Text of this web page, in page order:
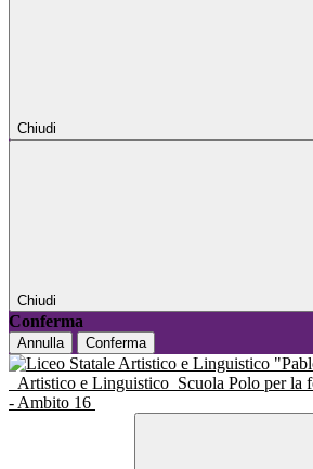
Chiudi
Chiudi
Conferma
Annulla Conferma
Artistico e Linguistico Scuola Polo per la
- Ambito 16